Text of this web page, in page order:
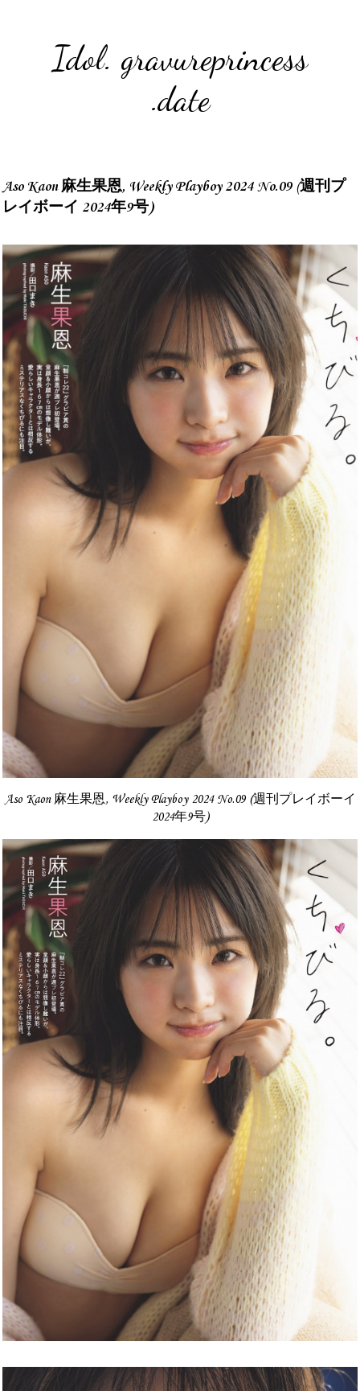
Idol. gravureprincess
.date
Aso Kaon 麻生果恩, Weekly Playboy 2024 No.09 (週刊プ
レイボーイ 2024年9号)
Aso Kaon 麻生果恩, Weekly Playboy 2024 No.09 (週刊プレイボーイ
2024年9号)